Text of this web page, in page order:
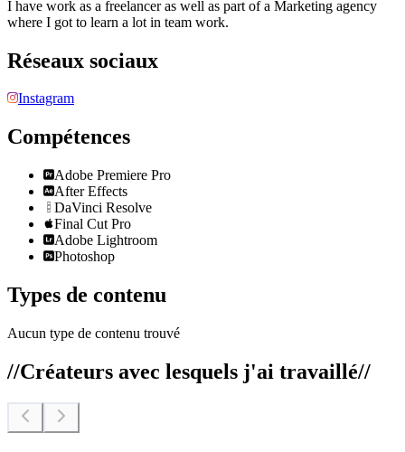
I have work as a freelancer as well as part of a Marketing agency
where I got to learn a lot in team work.
Réseaux sociaux
Instagram
Compétences
Adobe Premiere Pro
After Effects
DaVinci Resolve
Final Cut Pro
Adobe Lightroom
Photoshop
Types de contenu
Aucun type de contenu trouvé
//Créateurs avec lesquels j'ai travaillé//